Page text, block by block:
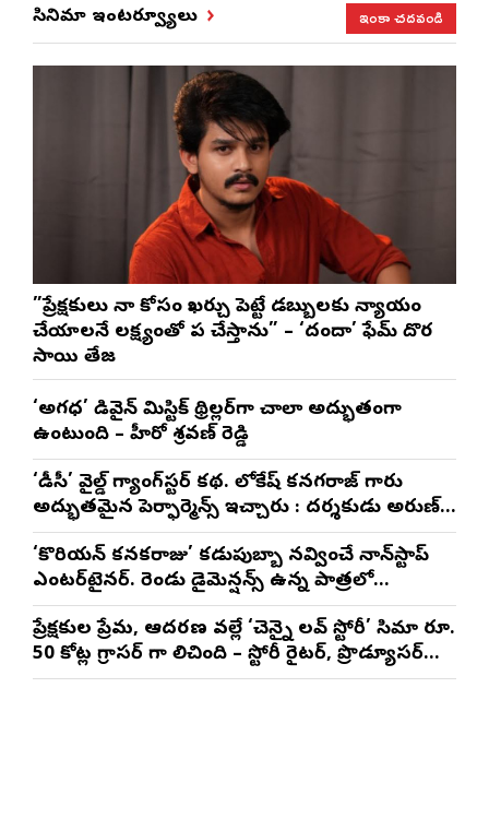
సినిమా ఇంటర్వ్యూలు ఇంకా చదవండి
”ప్రేక్షకులు నా కోసం ఖర్చు పెట్టే డబ్బులకు న్యాయం
చేయాలనే లక్ష్యంతో పని చేస్తాను” – ‘దందా’ ఫేమ్ దొర
సాయి తేజ
‘అగధ’ డివైన్ మిస్టిక్ థ్రిల్లర్‌గా చాలా అద్భుతంగా
ఉంటుంది – హీరో శ్రవణ్ రెడ్డి
‘డీసీ’ వైల్డ్ గ్యాంగ్‌స్టర్ కథ. లోకేష్ కనగరాజ్ గారు
అద్భుతమైన పెర్ఫార్మెన్స్ ఇచ్చారు : దర్శకుడు అరుణ్
మాథేశ్వరన్
‘కొరియన్ కనకరాజు’ కడుపుబ్బా నవ్వించే నాన్‌స్టాప్
ఎంటర్‌టైనర్. రెండు డైమెన్షన్స్ ఉన్న పాత్రలో
నటించడం చాలా సంతృప్తినిచ్చింది : వరుణ్ తేజ్
ప్రేక్షకుల ప్రేమ, ఆదరణ వల్లే ‘చెన్నై లవ్ స్టోరీ’ సినిమా రూ.
50 కోట్ల గ్రాసర్ గా నిలిచింది – స్టోరీ రైటర్, ప్రొడ్యూసర్
సాయి రాజేష్